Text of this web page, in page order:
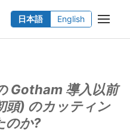
日本語 English
Gotham 導入以前
頭) のカッティン
のか?